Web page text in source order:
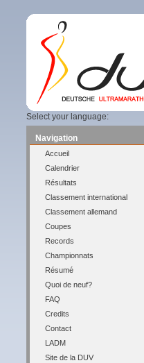
Select your language:
Navigation
Accueil
Calendrier
Résultats
Classement international
Classement allemand
Coupes
Records
Championnats
Résumé
Quoi de neuf?
FAQ
Credits
Contact
LADM
Site de la DUV